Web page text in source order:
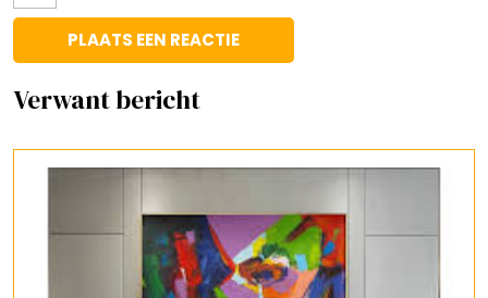
Verwant bericht